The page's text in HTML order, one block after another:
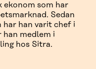
ekonom som har
Sedan
har han varit chef i
medlem i
hos Sitra.